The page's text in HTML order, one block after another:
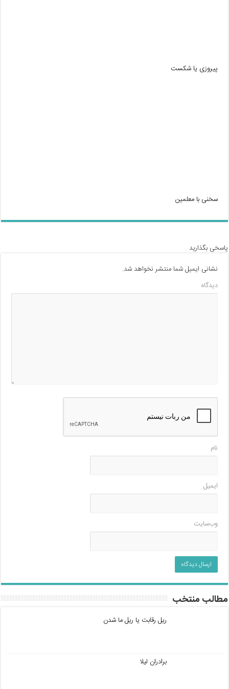
پیروزی یا شکست
سخنی با معلمین
پاسخی بگذارید
نشانی ایمیل شما منتشر نخواهد شد.
دیدگاه
نام
ایمیل
وب‌سایت
مطالب منتخب
ریل رقابت یا ریل ما شدن
برادران لیلا